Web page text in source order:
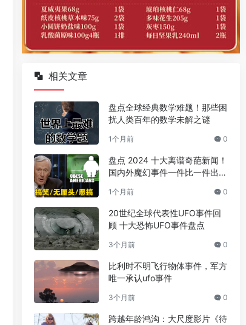
相关文章
盘点全球经典数学难题！那些困
扰人类百年的数学未解之谜
1个月前 0
盘点 2024 十大离谱奇葩新闻！
国内外魔幻事件一件比一件出人
1个月前 0
20世纪全球代表性UFO事件回
顾 十大恐怖UFO事件盘点
3个月前 0
比利时不明飞行物体事件，军方
唯一承认ufo事件
3个月前 0
跨越年龄鸿沟：大尺度影片《待